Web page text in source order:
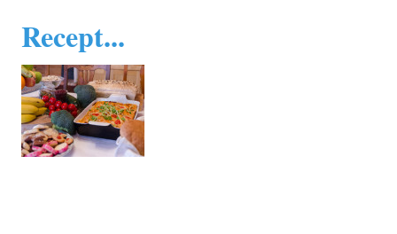
Recept...